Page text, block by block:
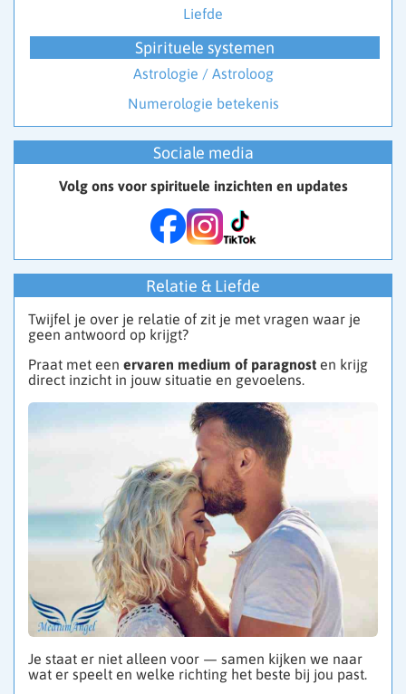
Liefde
Spirituele systemen
Astrologie / Astroloog
Numerologie betekenis
Sociale media
Volg ons voor spirituele inzichten en updates
Relatie & Liefde
Twijfel je over je relatie of zit je met vragen waar je
geen antwoord op krijgt?
Praat met een ervaren medium of paragnost en krijg
direct inzicht in jouw situatie en gevoelens.
Je staat er niet alleen voor — samen kijken we naar
wat er speelt en welke richting het beste bij jou past.